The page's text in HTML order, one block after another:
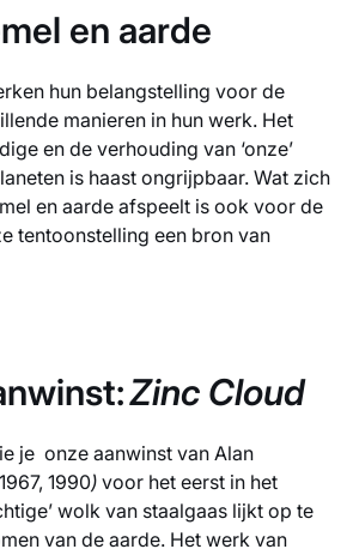
en aarde
hun belangstelling voor de
manieren in hun werk. Het
en de verhouding van ‘onze’
is haast ongrijpbaar. Wat zich
en aarde afspeelt is ook voor de
tentoonstelling een bron van
Zinc Cloud
je onze aanwinst van Alan
1990) voor het eerst in het
wolk van staalgaas lijkt op te
van de aarde. Het werk van